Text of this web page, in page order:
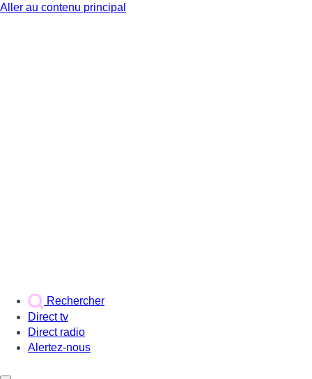
Aller au contenu principal
Rechercher
Direct tv
Direct radio
Alertez-nous